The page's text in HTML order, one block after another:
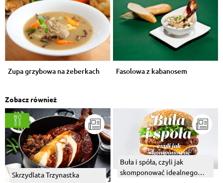
Zupa grzybowa na żeberkach Fasolowa z kabanosem
Zobacz również
Skrzydlata Trzynastka
Buła i spóła, czyli jak
skomponować idealnego